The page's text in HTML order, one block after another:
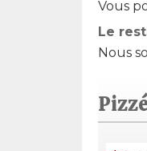
Vous
Le
Nous